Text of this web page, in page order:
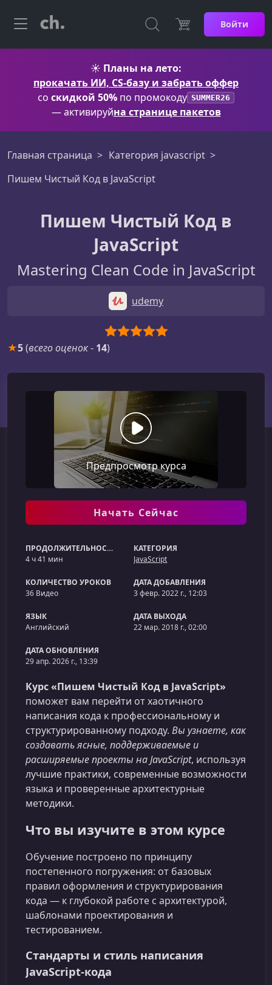
Войти
☀️ Планы на лето:
прокачать ИИ, CS-базу и забрать оффер
со скидкой 50% по промокоду SUMMER26
— активируйна странице пакетов
Главная страница
Категория javascript
Пишем Чистый Код в JavaScript
Пишем Чистый Код в
JavaScript
Mastering Clean Code in JavaScript
udemy
★5(всего оценок- 14)
Предпросмотр курса
Начать Сейчас
ПРОДОЛЖИТЕЛЬНОСТЬ
4 ч 41 мин
КАТЕГОРИЯ
JavaScript
КОЛИЧЕСТВО УРОКОВ
36 Видео
ДАТА ДОБАВЛЕНИЯ
3 февр. 2022 г., 12:03
ЯЗЫК
Английский
ДАТА ВЫХОДА
22 мар. 2018 г., 02:00
ДАТА ОБНОВЛЕНИЯ
29 апр. 2026 г., 13:39
Курс «Пишем Чистый Код в JavaScript»
поможет вам перейти от хаотичного
написания кода к профессиональному и
структурированному подходу. Вы узнаете, как
создавать ясные, поддерживаемые и
расширяемые проекты на JavaScript, используя
лучшие практики, современные возможности
языка и проверенные архитектурные
методики.
Что вы изучите в этом курсе
Обучение построено по принципу
постепенного погружения: от базовых
правил оформления и структурирования
кода — к глубокой работе с архитектурой,
шаблонами проектирования и
тестированием.
Стандарты и стиль написания
JavaScript-кода